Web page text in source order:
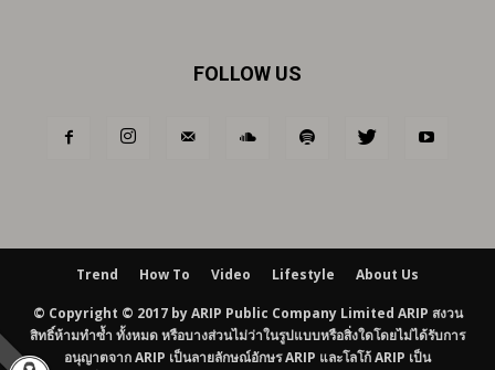
FOLLOW US
Trend How To Video Lifestyle About Us
© Copyright © 2017 by ARIP Public Company Limited ARIP สงวน
สิทธิ์ห้ามทำซ้ำ ทั้งหมด หรือบางส่วนไม่ว่าในรูปแบบหรือสิ่งใดโดยไม่ได้รับการ
อนุญาตจาก ARIP เป็นลายลักษณ์อักษร ARIP และโลโก้ ARIP เป็น